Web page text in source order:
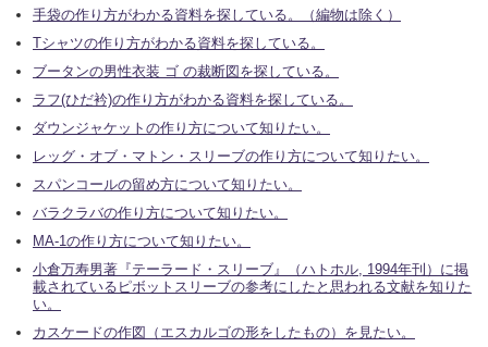
手袋の作り方がわかる資料を探している。（編物は除く）
Tシャツの作り方がわかる資料を探している。
ブータンの男性衣装 ゴ の裁断図を探している。
ラフ(ひだ衿)の作り方がわかる資料を探している。
ダウンジャケットの作り方について知りたい。
レッグ・オブ・マトン・スリーブの作り方について知りたい。
スパンコールの留め方について知りたい。
バラクラバの作り方について知りたい。
MA-1の作り方について知りたい。
小倉万寿男著『テーラード・スリーブ』（ハトホル, 1994年刊）に掲
載されているピボットスリーブの参考にしたと思われる文献を知りた
い。
カスケードの作図（エスカルゴの形をしたもの）を見たい。